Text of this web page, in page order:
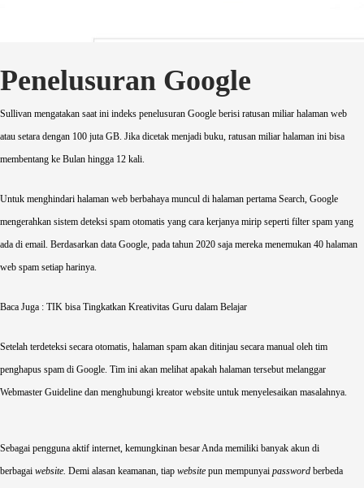
Penelusuran Google
Sullivan mengatakan saat ini indeks penelusuran Google berisi ratusan miliar halaman web
atau setara dengan 100 juta GB. Jika dicetak menjadi buku, ratusan miliar halaman ini bisa
membentang ke Bulan hingga 12 kali.
Untuk menghindari halaman web berbahaya muncul di halaman pertama Search, Google
mengerahkan sistem deteksi spam otomatis yang cara kerjanya mirip seperti filter spam yang
ada di email. Berdasarkan data Google, pada tahun 2020 saja mereka menemukan 40 halaman
web spam setiap harinya.
Baca Juga : TIK bisa Tingkatkan Kreativitas Guru dalam Belajar
Setelah terdeteksi secara otomatis, halaman spam akan ditinjau secara manual oleh tim
penghapus spam di Google. Tim ini akan melihat apakah halaman tersebut melanggar
Webmaster Guideline dan menghubungi kreator website untuk menyelesaikan masalahnya.
Sebagai pengguna aktif internet, kemungkinan besar Anda memiliki banyak akun di
berbagai website. Demi alasan keamanan, tiap website pun mempunyai password berbeda